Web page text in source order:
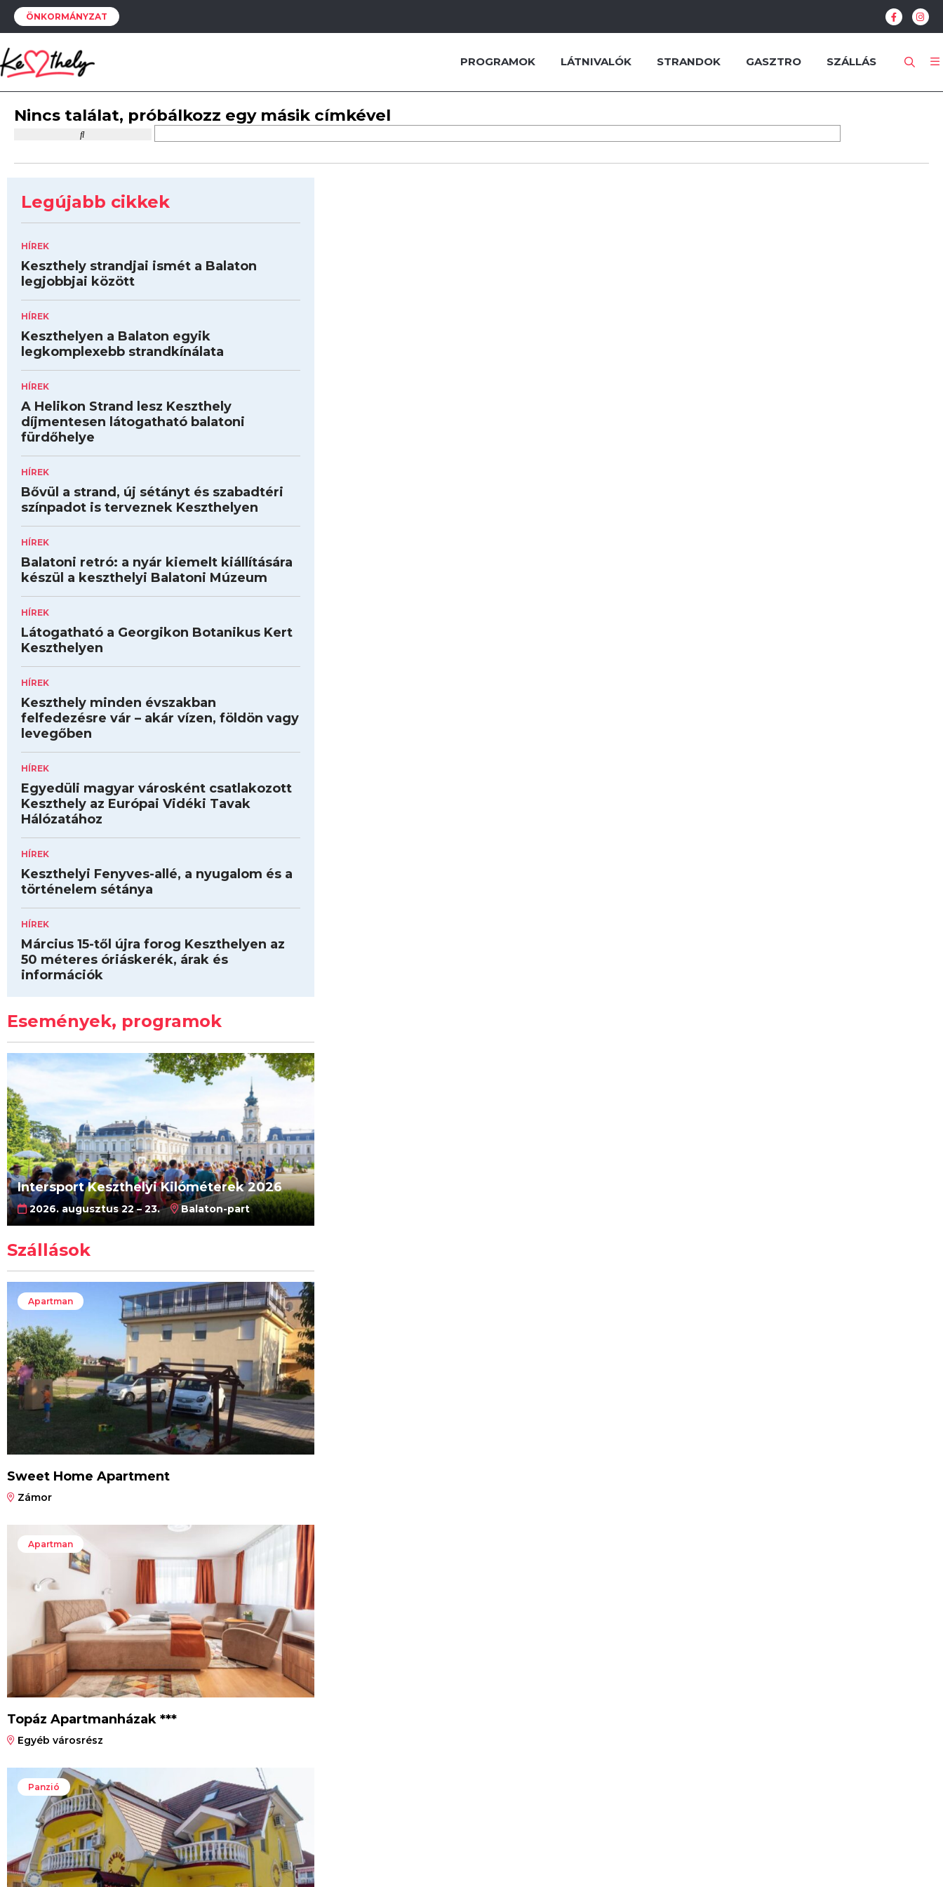
ÖNKORMÁNYZAT
PROGRAMOK LÁTNIVALÓK STRANDOK GASZTRO SZÁLLÁS
Nincs találat, próbálkozz egy másik címkével
Legújabb cikkek
HÍREK
Keszthely strandjai ismét a Balaton
legjobbjai között
HÍREK
Keszthelyen a Balaton egyik
legkomplexebb strandkínálata
HÍREK
A Helikon Strand lesz Keszthely
díjmentesen látogatható balatoni
fürdőhelye
HÍREK
Bővül a strand, új sétányt és szabadtéri
színpadot is terveznek Keszthelyen
HÍREK
Balatoni retró: a nyár kiemelt kiállítására
készül a keszthelyi Balatoni Múzeum
HÍREK
Látogatható a Georgikon Botanikus Kert
Keszthelyen
HÍREK
Keszthely minden évszakban
felfedezésre vár – akár vízen, földön vagy
levegőben
HÍREK
Egyedüli magyar városként csatlakozott
Keszthely az Európai Vidéki Tavak
Hálózatához
HÍREK
Keszthelyi Fenyves-allé, a nyugalom és a
történelem sétánya
HÍREK
Március 15-től újra forog Keszthelyen az
50 méteres óriáskerék, árak és
információk
Események, programok
Intersport Keszthelyi Kilóméterek 2026
2026. augusztus 22 – 23. Balaton-part
Szállások
Apartman
Sweet Home Apartment
Zámor
Apartman
Topáz Apartmanházak ***
Egyéb városrész
Panzió